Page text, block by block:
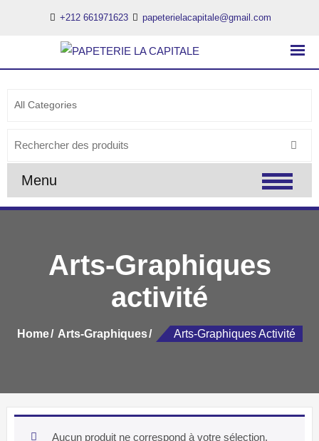
+212 661971623 papeterielacapitale@gmail.com
PAPETERIE LA CAPITALE
..:: PAPETERIE LA CAPITALE ::..
Menu
Arts-Graphiques
activité
Home Arts-Graphiques Arts-Graphiques Activité
Aucun produit ne correspond à votre sélection.